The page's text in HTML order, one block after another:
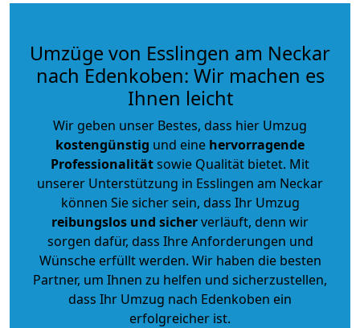
Umzüge von Esslingen am Neckar
nach Edenkoben: Wir machen es
Ihnen leicht
Wir geben unser Bestes, dass hier Umzug
kostengünstig und eine hervorragende
Professionalitätsowie Qualität bietet. Mit
unserer Unterstützung in Esslingen am Neckar
können Sie sicher sein, dass Ihr Umzug
reibungslos und sicherverläuft, denn wir
sorgen dafür, dass Ihre Anforderungen und
Wünsche erfüllt werden. Wir haben die besten
Partner, um Ihnen zu helfen und sicherzustellen,
dass Ihr Umzug nach Edenkoben ein
erfolgreicher ist.